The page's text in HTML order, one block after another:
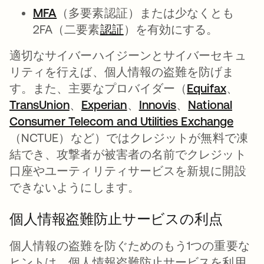
MFA （多要素認証）または少なくとも
2FA（二要素認証）を有効にする。
適切なサイバーハイジーンとサイバーセキュ
リティを行えば、個人情報の盗難を防げま
す。また、主要なプロバイダー（Equifax新し
、
TransUnion新しいタブで開く
、 Experian新しいタブで開く
、 Innovis新しいタブで開
、 National
Consumer Telecom and Utilities Exchange
（NCTUE）など）ではクレジットが無料で凍
結でき、攻撃者が被害者の名前でクレジット
口座やユーティリティサービスを新規に開設
できないようにします。
個人情報盗難防止サービスの利点
個人情報の盗難を防ぐためのもう1つの重要な